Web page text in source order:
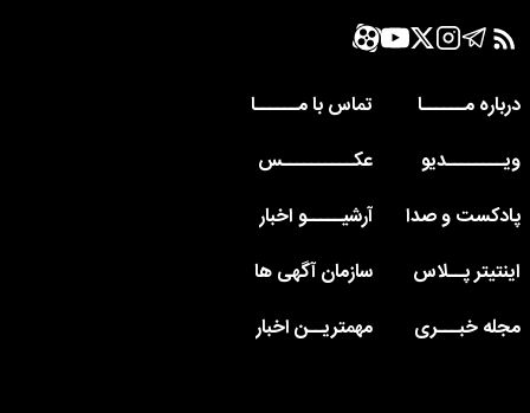
درباره مــــــا
تماس با مــــــا
ویــــــــدیو
عکــــــــــس
پادکست و صدا
آرشیـــــو اخبار
اینتیتر پــلاس
سازمان آگهی ها
مجله خبـــری
مهمتریــن اخبار